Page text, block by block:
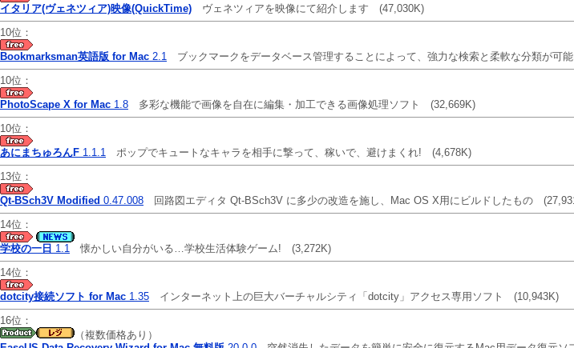
イタリア(ヴェネツィア)映像(QuickTime) ヴェネツィアを映像にて紹介します (47,030K)
10位：
Bookmarksman英語版 for Mac 2.1 ブックマークをデータベース管理することによって、強力な検索と柔軟な分類が可
10位：
PhotoScape X for Mac 1.8 多彩な機能で画像を自在に編集・加工できる画像処理ソフト (32,669K)
10位：
あにまちゅろんF 1.1.1 ポップでキュートなキャラを相手に撃って、稼いで、避けまくれ! (4,678K)
13位：
Qt-BSch3V Modified 0.47.008 回路図エディタ Qt-BSch3V に多少の改造を施し、Mac OS X用にビルドしたもの
14位：
学校の一日 1.1 懐かしい自分がいる…学校生活体験ゲーム! (3,272K)
14位：
dotcity接続ソフト for Mac 1.35 インターネット上の巨大バーチャルシティ「dotcity」アクセス専用ソフト (10,943K)
16位：
（複数価格あり）